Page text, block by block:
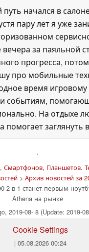
начался в
пару лет я уже
за паяльной
прогресса,
про мобильные
время
событиям,
На отдыхе
помогает заглянуть
'
Смартфонов, Планшетов.
> Архив новостей за
2-в-1 станет первым
Athena на рынке
2019-08- 8 (Update: 2019-
Cookie Settings
| 05.08.2026 00:24